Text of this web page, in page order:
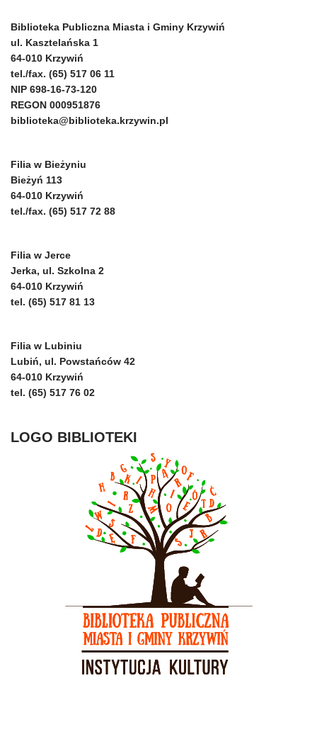
Biblioteka Publiczna Miasta i Gminy Krzywiń
ul. Kasztelańska 1
64-010 Krzywiń
tel./fax. (65) 517 06 11
NIP 698-16-73-120
REGON 000951876
biblioteka@biblioteka.krzywin.pl
Filia w Bieżyniu
Bieżyń 113
64-010 Krzywiń
tel./fax. (65) 517 72 88
Filia w Jerce
Jerka, ul. Szkolna 2
64-010 Krzywiń
tel. (65) 517 81 13
Filia w Lubiniu
Lubiń, ul. Powstańców 42
64-010 Krzywiń
tel. (65) 517 76 02
LOGO BIBLIOTEKI